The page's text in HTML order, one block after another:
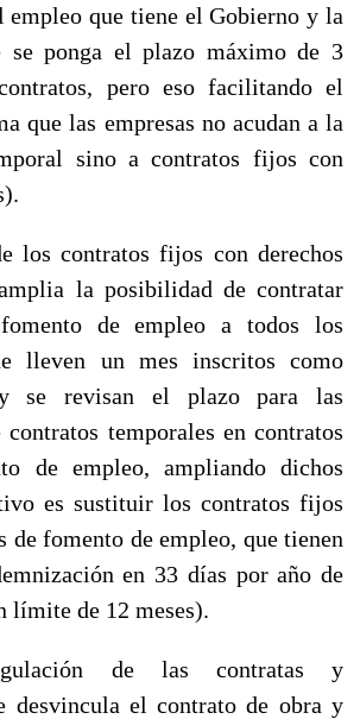
empleo que tiene el Gobierno y la
se ponga el plazo máximo de 3
pero eso facilitando el
que las empresas no acudan a la
sino a contratos fijos con
los contratos fijos con derechos
la posibilidad de contratar
de empleo a todos los
lleven un mes inscritos como
y se revisan el plazo para las
contratos temporales en contratos
de empleo, ampliando dichos
es sustituir los contratos fijos
de fomento de empleo, que tienen
en 33 días por año de
límite de 12 meses).
de las contratas y
desvincula el contrato de obra y